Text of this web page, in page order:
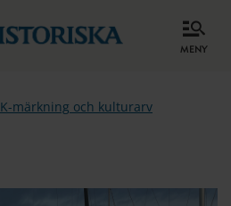
meny
K-märkning och kulturarv